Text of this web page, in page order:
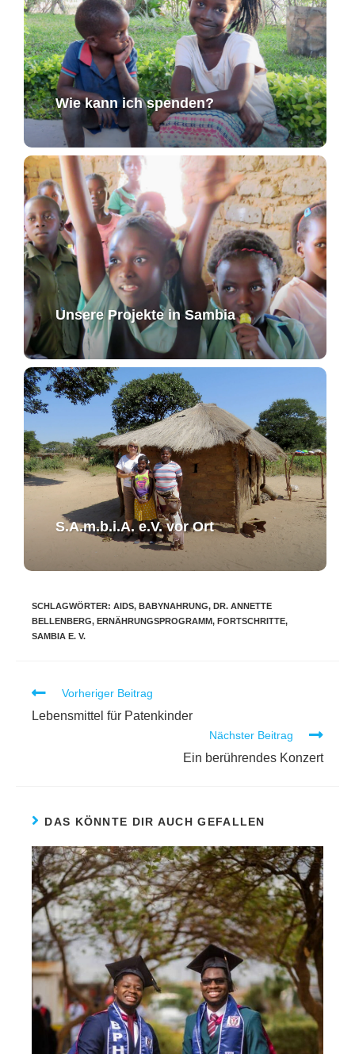
Wie kann ich spenden?
Unsere Projekte in Sambia
S.A.m.b.i.A. e.V. ​vor Ort​​
SCHLAGWÖRTER: AIDS, BABYNAHRUNG, DR. ANNETTE
BELLENBERG, ERNÄHRUNGSPROGRAMM, FORTSCHRITTE,
SAMBIA E. V.
Vorheriger Beitrag
Lebensmittel für Patenkinder
Nächster Beitrag
Ein berührendes Konzert
DAS KÖNNTE DIR AUCH GEFALLEN